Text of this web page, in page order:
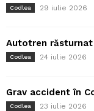
Codlea 29 iulie 2026
Autotren răsturnat
Codlea 24 iulie 2026
Grav accident în
Codlea 23 iulie 2026